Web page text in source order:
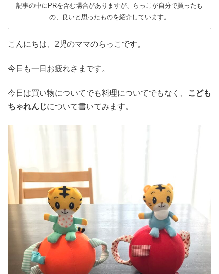
記事の中にPRを含む場合がありますが、らっこが自分で買ったも
の、良いと思ったものを紹介しています。
こんにちは、2児のママのらっこです。
今日も一日お疲れさまです。
今日は買い物についてでも料理についてでもなく、
こども
ちゃれんじについて書いてみます。